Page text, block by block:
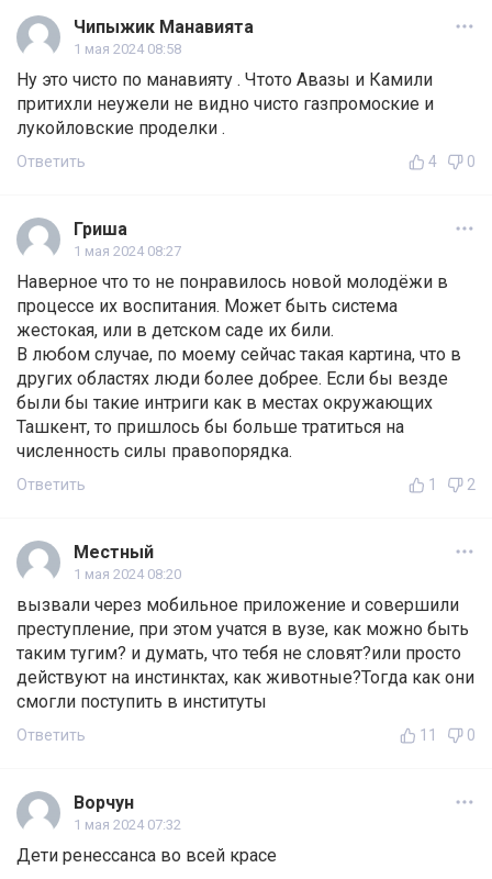
Чипыжик Манавията
1 мая 2024 08:58
Ну это чисто по манавияту . Чтото Авазы и Камили
притихли неужели не видно чисто газпромоские и
лукойловские проделки .
Ответить 4 0
Гриша
1 мая 2024 08:27
Наверное что то не понравилось новой молодёжи в
процессе их воспитания. Может быть система
жестокая, или в детском саде их били.
В любом случае, по моему сейчас такая картина, что в
других областях люди более добрее. Если бы везде
были бы такие интриги как в местах окружающих
Ташкент, то пришлось бы больше тратиться на
численность силы правопорядка.
Ответить 1 2
Местный
1 мая 2024 08:20
вызвали через мобильное приложение и совершили
преступление, при этом учатся в вузе, как можно быть
таким тугим? и думать, что тебя не словят?или просто
действуют на инстинктах, как животные?Тогда как они
смогли поступить в институты
Ответить 11 0
Ворчун
1 мая 2024 07:32
Дети ренессанса во всей красе